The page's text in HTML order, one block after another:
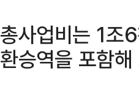
총사업비는 1조
환승역을 포함